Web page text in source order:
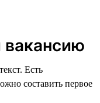
вакансию
Есть
составить первое